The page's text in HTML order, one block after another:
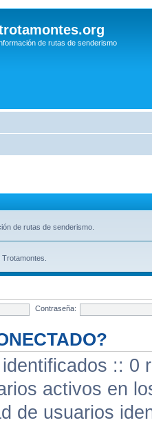
de rutas de senderismo
de rutas de senderismo.
Contraseña:
:: 0
activos en
de usuarios